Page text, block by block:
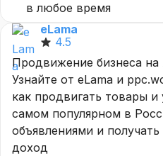
в любое время
eLama
4.5
Продвижение бизнеса на
Узнайте от eLama и
как продвигать товары и
самом популярном в
объявлениями и
доход